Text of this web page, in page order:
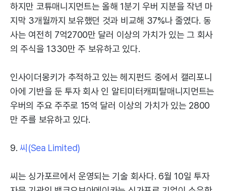
하지만 코튜매니지먼트는 올해 1분기 우버 지분을 작년 마
지막 3개월까지 보유했던 것과 비교해 37%나 줄였다. 동
사는 여전히 7억2700만 달러 이상의 가치가 있는 그 회사
의 주식을 1330만 주 보유하고 있다.
인사이더몽키가 추적하고 있는 헤지펀드 중에서 캘리포니
아에 기반을 둔 투자 회사 인 알티미터캐피탈매니지먼트는
우버의 주요 주주로 15억 달러 이상의 가치가 있는 2800
만 주를 보유하고 있다.
9.씨(Sea Limited)
씨는 싱가포르에서 운영되는 기술 회사다. 6월 10일 투자